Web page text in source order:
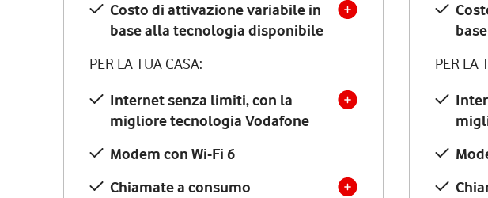
Costo di attivazione variabile in
base alla tecnologia disponibile
PER LA TUA CASA:
Internet senza limiti, con la
migliore tecnologia Vodafone
Modem con Wi-Fi 6
Chiamate a consumo
PER LA